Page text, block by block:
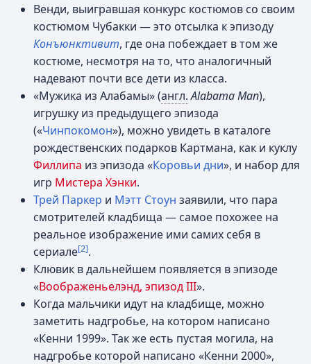
Венди, выигравшая конкурс костюмов со своим
костюмом Чубакки — это отсылка к эпизоду
Конъюнктивит, где она побеждает в том же
костюме, несмотря на то, что аналогичный
надевают почти все дети из класса.
«Мужика из Алабамы» (англ. Alabama Man),
игрушку из предыдущего эпизода
(«Чинпокомон»), можно увидеть в каталоге
рождественских подарков Картмана, как и куклу
Филлипа из эпизода «Коровьи дни», и набор для
игр Мистера Хэнки.
Трей Паркер и Мэтт Стоун заявили, что пара
смотрителей кладбища — самое похожее на
реальное изображение ими самих себя в
сериале[2].
Клювик в дальнейшем появляется в эпизоде
«Воображеньелэнд, эпизод III».
Когда мальчики идут на кладбище, можно
заметить надгробье, на котором написано
«Кенни 1999». Так же есть пустая могила, на
надгробье которой написано «Кенни 2000»,